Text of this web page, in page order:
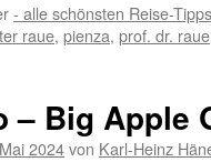
- alle schönsten Reise-Tipps
raue, pienza, prof. dr. raue
– Big Apple
2024von Karl-Heinz